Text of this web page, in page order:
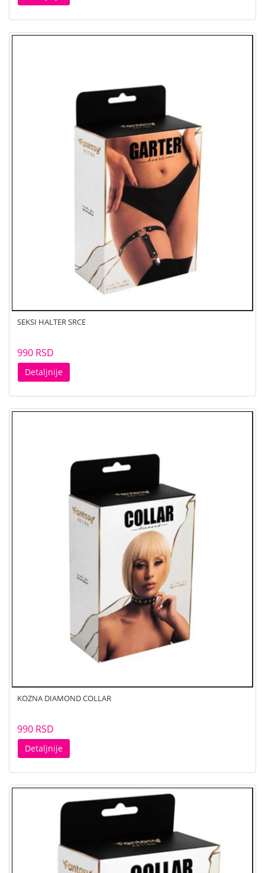
SEKSI HALTER SRCE
990 RSD
Detaljnije
KOZNA DIAMOND COLLAR
990 RSD
Detaljnije